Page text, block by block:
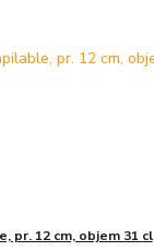
pr. 12 cm, objem 31 cl